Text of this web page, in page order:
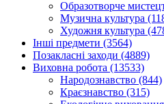
Образотворче
Музична культура
Художня культура
Інші предмети (3564)
Позакласні заходи (4889)
Виховна робота (13533)
Народознавство (844)
Краєзнавство (315)